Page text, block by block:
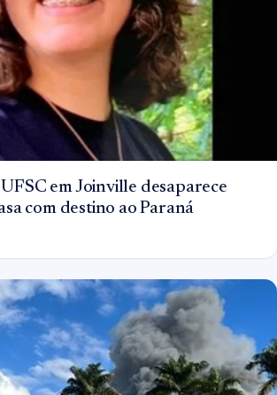
em Joinville desaparece
com destino ao Paraná